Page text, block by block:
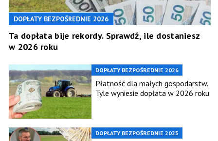
DOPŁATY BEZPOŚREDNIE 2026
Ta dopłata bije rekordy. Sprawdź, ile dostaniesz
w 2026 roku
DOPŁATY BEZPOŚREDNIE 2026
Płatność dla małych gospodarstw.
Tyle wyniesie dopłata w 2026 roku
DOPŁATY BEZPOŚREDNIE 2025